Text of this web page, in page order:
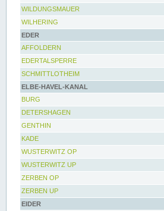
WILDUNGSMAUER
WILHERING
EDER
AFFOLDERN
EDERTALSPERRE
SCHMITTLOTHEIM
ELBE-HAVEL-KANAL
BURG
DETERSHAGEN
GENTHIN
KADE
WUSTERWITZ OP
WUSTERWITZ UP
ZERBEN OP
ZERBEN UP
EIDER